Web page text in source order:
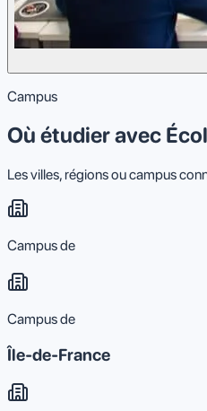
Campus
Où étudier avec
Les villes, régions ou campus
Campus de
Campus de
Île-de-France